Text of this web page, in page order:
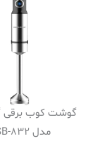
گوشت کوب برقی
مدل GSB-832